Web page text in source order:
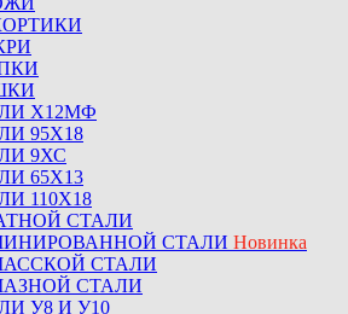
Х12МФ
95Х18
9ХС
65Х13
110Х18
СТАЛИ
СТАЛИ Новинка
СТАЛИ
СТАЛИ
У8 И У10